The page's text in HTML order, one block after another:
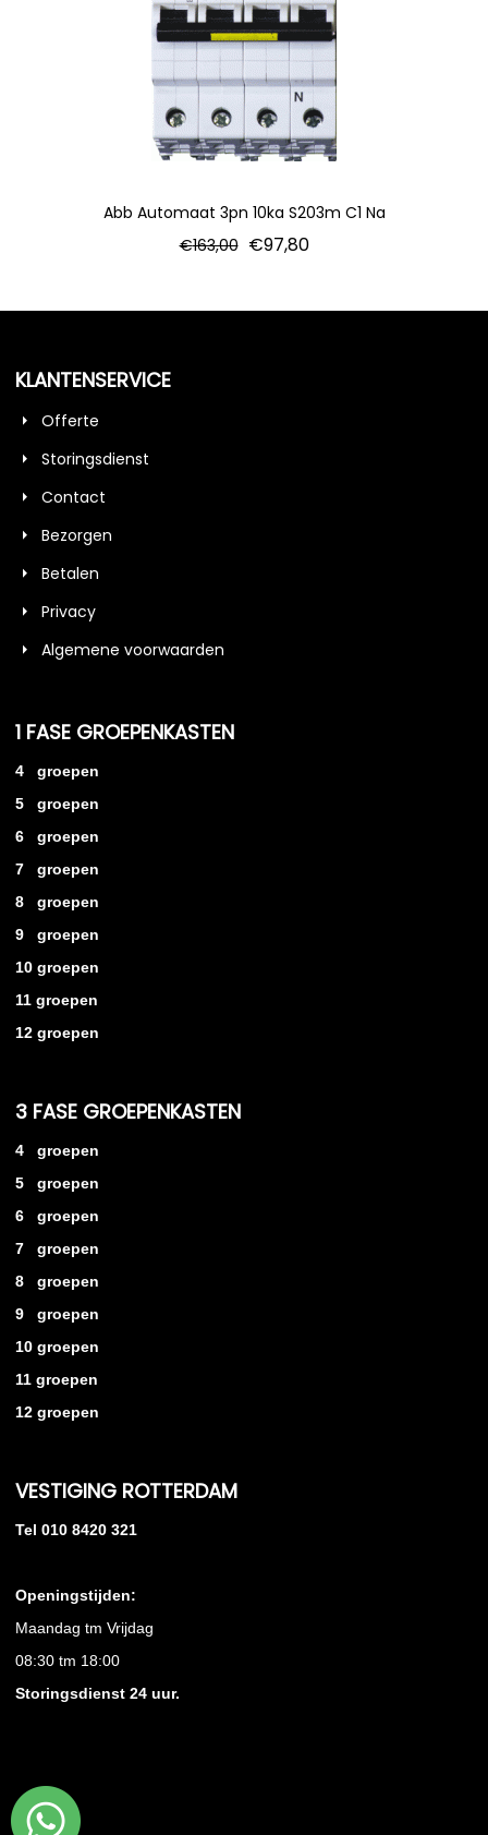
Abb Automaat 3pn 10ka S203m C1 Na
€163,00 €97,80
KLANTENSERVICE
Offerte
Storingsdienst
Contact
Bezorgen
Betalen
Privacy
Algemene voorwaarden
1 FASE GROEPENKASTEN
4 groepen
5 groepen
6 groepen
7 groepen
8 groepen
9 groepen
10 groepen
11 groepen
12 groepen
3 FASE GROEPENKASTEN
4 groepen
5 groepen
6 groepen
7 groepen
8 groepen
9 groepen
10 groepen
11 groepen
12 groepen
VESTIGING ROTTERDAM
Tel 010 8420 321
Openingstijden:
Maandag tm Vrijdag
08:30 tm 18:00
Storingsdienst 24 uur.